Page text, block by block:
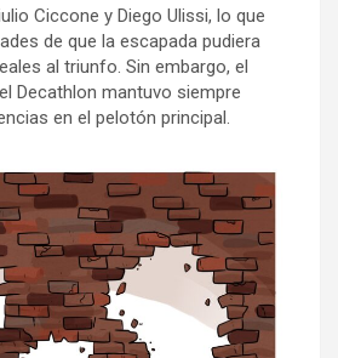
Ciccone y Diego Ulissi, lo que
de que la escapada pudiera
al triunfo. Sin embargo, el
Decathlon mantuvo siempre
en el pelotón principal.